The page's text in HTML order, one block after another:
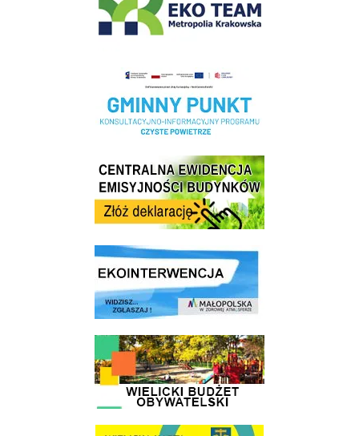
Realizacja Programu Czyste Powietrze w Gminie Wieliczka
Centrala Ewidencja Emisyjności Budynków - złóż deklarację
link do strony ekointerwencja dot.- powietrza
link do strony - Wielicki Budżet Obywatelski
link do strony Wielicka Karta Aktywnego Seniora